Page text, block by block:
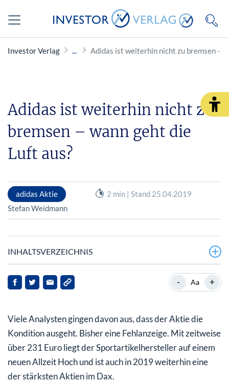
Investor Verlag Adidas ist weiterhin nicht zu bremsen -
Adidas ist weiterhin nicht zu
bremsen – wann geht die
Luft aus?
adidas Aktie
2 min | Stand 25.04.2019
Stefan Weidmann
INHALTSVERZEICHNIS
Hauptversammlung am 09.05.2019 in Feierlaune
Mega-Deal im Fußballgeschäft mit Real Madrid
Immer höhere Erwartungen bergen
Enttäuschungspotential
Aktuelle Meinung der Aktien-Analysten
- Aa +
Viele Analysten gingen davon aus, dass der Aktie die
Kondition ausgeht. Bisher eine Fehlanzeige. Mit zeitweise
über 231 Euro liegt der Sportartikelhersteller auf einem
neuen Allzeit Hoch und ist auch in 2019 weiterhin eine
der stärksten Aktien im Dax.